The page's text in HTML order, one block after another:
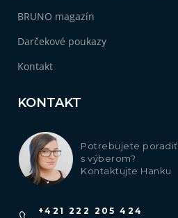
BRUNO magazín
Darčekové poukazy
Kontakt
KONTAKT
Potrebujete poradiť
s výberom?
Kontaktujte Hanku
+421 222 205 424